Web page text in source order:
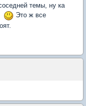
темы, ну ка
Это ж все